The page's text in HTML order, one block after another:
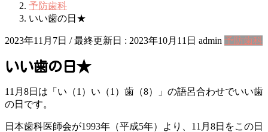
予防歯科
いい歯の日★
2023年11月7日 / 最終更新日 : 2023年10月11日 admin 予防歯科
いい歯の日★
11月8日は「い（1）い（1）歯（8）」の語呂合わせでいい歯
の日です。
日本歯科医師会が1993年（平成5年）より、11月8日をこの日